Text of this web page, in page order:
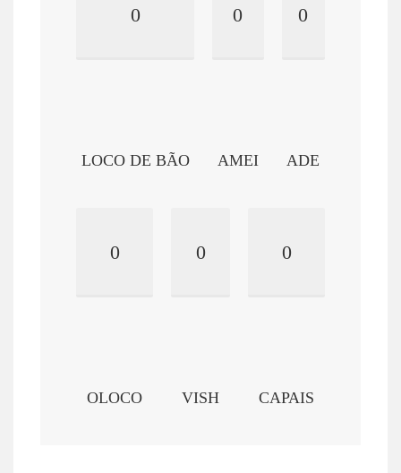
0
LOCO DE BÃO
0
AMEI
0
ADE
0
OLOCO
0
VISH
0
CAPAIS